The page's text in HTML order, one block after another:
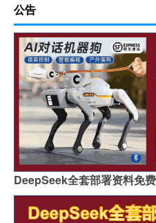
公告
DeepSeek全套部署资料免